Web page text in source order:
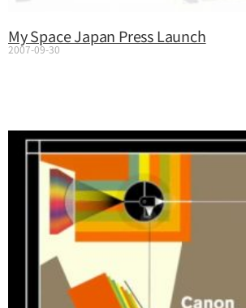
My Space Japan Press Launch
2007-09-30